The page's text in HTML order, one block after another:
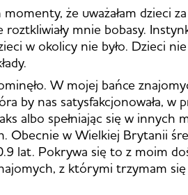
że uważałam dzieci
roztkliwiały mnie bobasy.
w okolicy nie było. Dzieci
W mojej bańce
by nas satysfakcjonowała, w
albo spełniając się w innych
Obecnie w Wielkiej Brytanii
lat. Pokrywa się to z moim
z którymi trzymam